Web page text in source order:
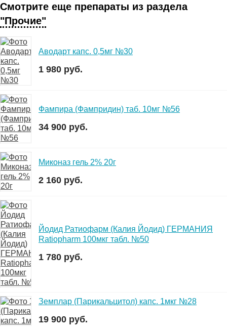
Смотрите еще препараты из раздела
"Прочие"
Аводарт капс. 0,5мг №30
1 980 руб.
Фампира (Фампридин) таб. 10мг №56
34 900 руб.
Миконаз гель 2% 20г
2 160 руб.
Йодид Ратиофарм (Калия Йодид) ГЕРМАНИЯ
Ratiopharm 100мкг табл. №50
1 780 руб.
Земплар (Парикальцитол) капс. 1мкг №28
19 900 руб.